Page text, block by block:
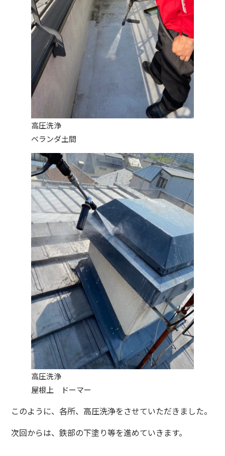
高圧洗浄
ベランダ土間
高圧洗浄
屋根上 ドーマー
このように、各所、高圧洗浄をさせていただきました。
次回からは、鉄部の下塗り等を進めていきます。